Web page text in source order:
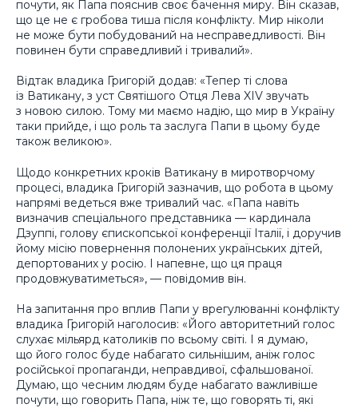
почути, як Папа пояснив своє бачення миру. Він сказав,
що це не є гробова тиша після конфлікту. Мир ніколи
не може бути побудований на несправедливості. Він
повинен бути справедливий і тривалий».
Відтак владика Григорій додав: «Тепер ті слова
із Ватикану, з уст Святішого Отця Лева XIV звучать
з новою силою. Тому ми маємо надію, що мир в Україну
таки прийде, і що роль та заслуга Папи в цьому буде
також великою».
Щодо конкретних кроків Ватикану в миротворчому
процесі, владика Григорій зазначив, що робота в цьому
напрямі ведеться вже тривалий час. «Папа навіть
визначив спеціального представника — кардинала
Дзуппі, голову єпископської конференції Італії, і доручив
йому місію повернення полонених українських дітей,
депортованих у росію. І напевне, що ця праця
продовжуватиметься», — повідомив він.
На запитання про вплив Папи у врегулюванні конфлікту
владика Григорій наголосив: «Його авторитетний голос
слухає мільярд католиків по всьому світі. І я думаю,
що його голос буде набагато сильнішим, аніж голос
російської пропаганди, неправдивої, сфальшованої.
Думаю, що чесним людям буде набагато важливіше
почути, що говорить Папа, ніж те, що говорять ті, які